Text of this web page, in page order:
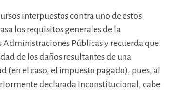
interpuestos contra uno de estos
los requisitos generales de la
Públicas y recuerda que
de los daños resultantes de una
el caso, el impuesto pagado), pues, al
declarada inconstitucional, cabe